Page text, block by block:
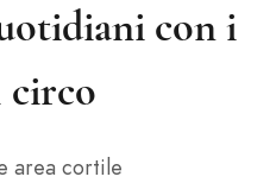
con i
circo
area cortile